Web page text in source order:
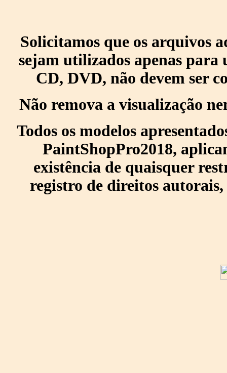
Solicitamos que os arquivos
sejam utilizados apenas para
CD, DVD, não devem ser
Não remova a visualização
Todos os modelos
PaintShopPro2018,
existência de quaisquer
registro de direitos